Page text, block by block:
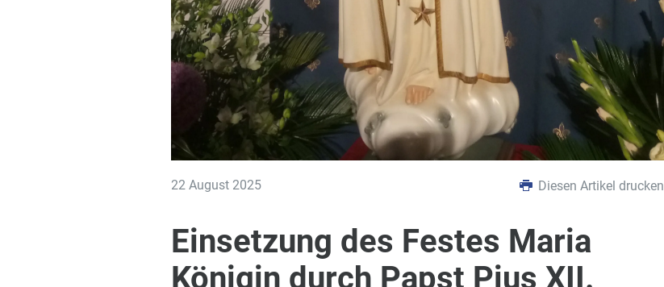
22 August 2025 Diesen Artikel drucken
Einsetzung des Festes Maria
Königin durch Papst Pius XII.